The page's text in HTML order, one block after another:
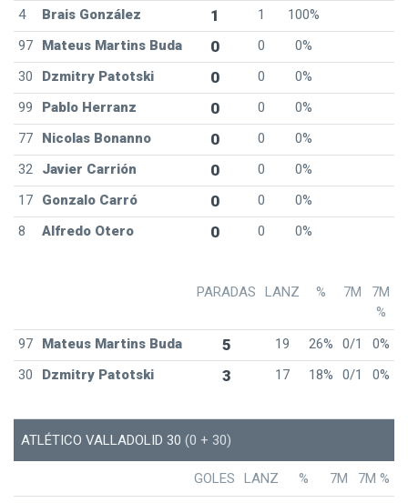
4
Brais González 1 1
100%
97
Mateus Martins Buda 0 0
0%
30
Dzmitry Patotski 0 0
0%
99
Pablo Herranz 0 0
0%
77
Nicolas Bonanno 0 0
0%
32
Javier Carrión 0 0
0%
17
Gonzalo Carró 0 0
0%
8
Alfredo Otero 0 0 0%
PARADAS LANZ % 7M
7M
%
97
Mateus Martins Buda 5 19 26% 0/1
0%
30
Dzmitry Patotski 3 17 18% 0/1 0%
ATLÉTICO VALLADOLID 30 (0 + 30)
GOLES LANZ % 7M
7M %